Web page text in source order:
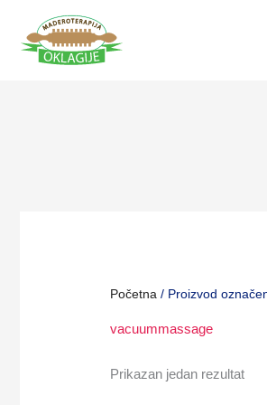
sadržaj
Početna / Proizvod
vacuummassage
Prikazan jedan rezultat